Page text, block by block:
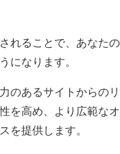
れることで、あなた
になります。
のあるサイトからの
を高め、より広範な
を提供します。